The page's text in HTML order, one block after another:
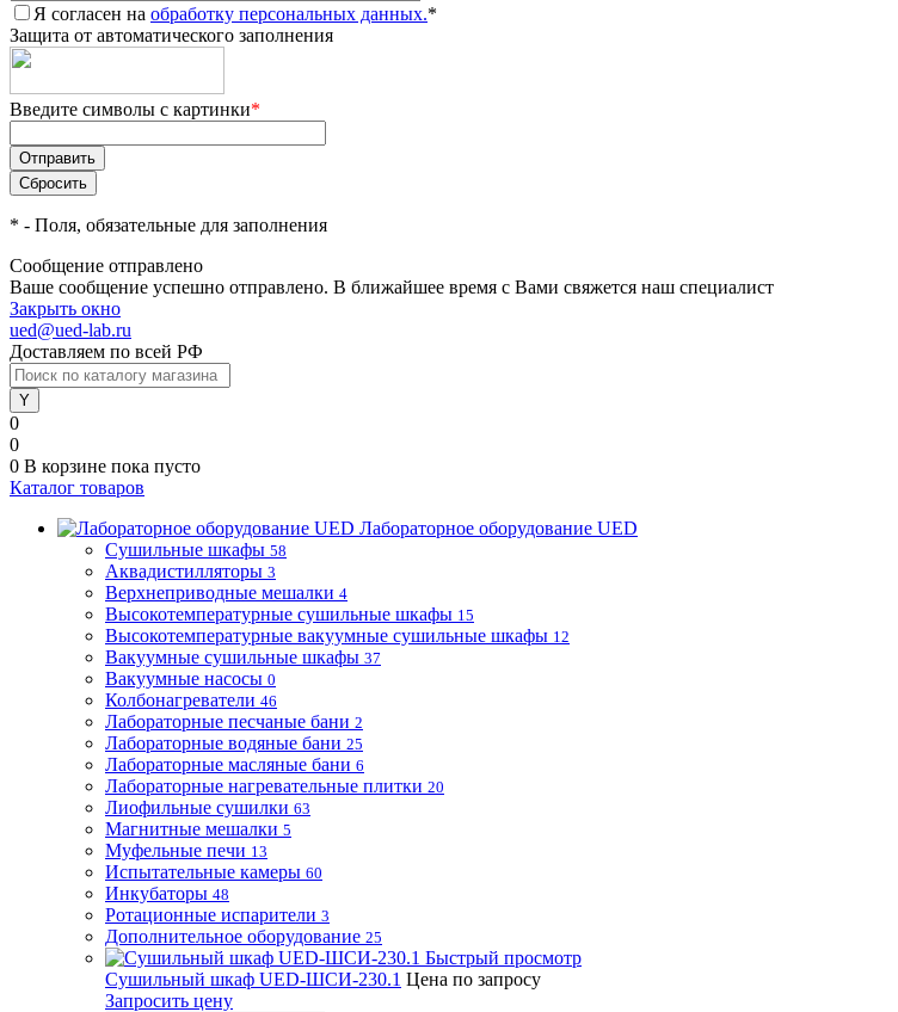
Я согласен на обработку персональных данных.*
Защита от автоматического заполнения
Введите символы с картинки*
* - Поля, обязательные для заполнения
Сообщение отправлено
Ваше сообщение успешно отправлено. В ближайшее время с Вами свяжется наш специалист
Закрыть окно
ued@ued-lab.ru
Доставляем по всей РФ
0
0
0 В корзине пока пусто
Каталог товаров
Лабораторное оборудование UED
Сушильные шкафы 58
Аквадистилляторы 3
Верхнеприводные мешалки 4
Высокотемпературные сушильные шкафы 15
Высокотемпературные вакуумные сушильные шкафы 12
Вакуумные сушильные шкафы 37
Вакуумные насосы 0
Колбонагреватели 46
Лабораторные песчаные бани 2
Лабораторные водяные бани 25
Лабораторные масляные бани 6
Лабораторные нагревательные плитки 20
Лиофильные сушилки 63
Магнитные мешалки 5
Муфельные печи 13
Испытательные камеры 60
Инкубаторы 48
Ротационные испарители 3
Дополнительное оборудование 25
Быстрый просмотр
Сушильный шкаф UED-ШСИ-230.1 Цена по запросу
Запросить цену